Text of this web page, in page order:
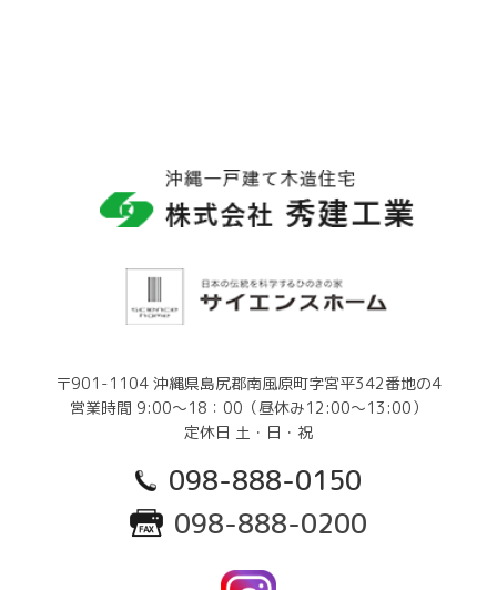
〒901-1104 沖縄県島尻郡南風原町字宮平342番地の4
営業時間 9:00～18：00（昼休み12:00～13:00）
定休日 土・日・祝
098-888-0150
098-888-0200